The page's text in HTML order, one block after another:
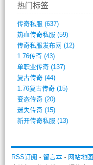
热门标签
传奇私服 (637)
热血传奇私服 (59)
传奇私服发布网 (12)
1.76传奇(43)
单职业传奇(137)
复古传奇(44)
1.76复古传奇(15)
变态传奇(20)
迷失传奇(15)
新开传奇私服 (13)
RSS订阅 - 留言本- 网站地图